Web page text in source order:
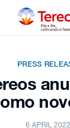
PRESS
6 APRIL 2022